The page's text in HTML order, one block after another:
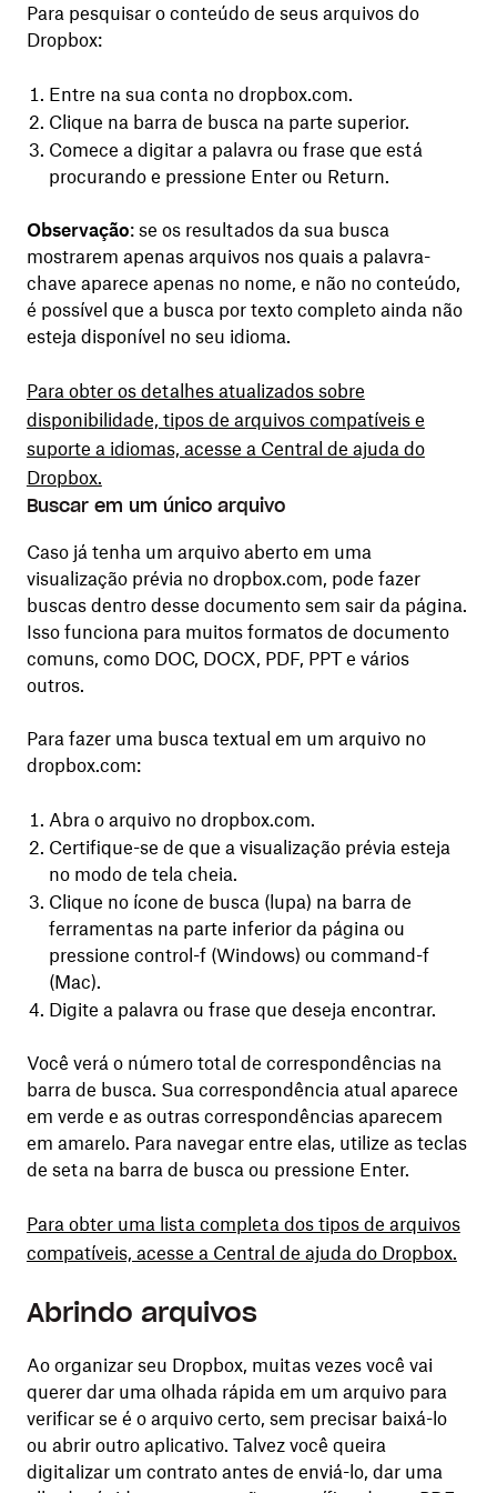
Para pesquisar o conteúdo de seus arquivos do
Dropbox:
Entre na sua conta no dropbox.com.
Clique na barra de busca na parte superior.
Comece a digitar a palavra ou frase que está
procurando e pressione Enter ou Return.
Observação: se os resultados da sua busca
mostrarem apenas arquivos nos quais a palavra-
chave aparece apenas no nome, e não no conteúdo,
é possível que a busca por texto completo ainda não
esteja disponível no seu idioma.
Para obter os detalhes atualizados sobre
disponibilidade, tipos de arquivos compatíveis e
suporte a idiomas, acesse a Central de ajuda do
Dropbox.
Buscar em um único arquivo
Caso já tenha um arquivo aberto em uma
visualização prévia no dropbox.com, pode fazer
buscas dentro desse documento sem sair da página.
Isso funciona para muitos formatos de documento
comuns, como DOC, DOCX, PDF, PPT e vários
outros.
Para fazer uma busca textual em um arquivo no
dropbox.com:
Abra o arquivo no dropbox.com.
Certifique-se de que a visualização prévia esteja
no modo de tela cheia.
Clique no ícone de busca (lupa) na barra de
ferramentas na parte inferior da página ou
pressione control-f (Windows) ou command-f
(Mac).
Digite a palavra ou frase que deseja encontrar.
Você verá o número total de correspondências na
barra de busca. Sua correspondência atual aparece
em verde e as outras correspondências aparecem
em amarelo. Para navegar entre elas, utilize as teclas
de seta na barra de busca ou pressione Enter.
Para obter uma lista completa dos tipos de arquivos
compatíveis, acesse a Central de ajuda do Dropbox.
Abrindo arquivos
Ao organizar seu Dropbox, muitas vezes você vai
querer dar uma olhada rápida em um arquivo para
verificar se é o arquivo certo, sem precisar baixá-lo
ou abrir outro aplicativo. Talvez você queira
digitalizar um contrato antes de enviá-lo, dar uma